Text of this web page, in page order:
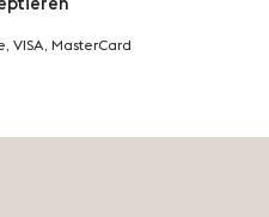
VISA, MasterCard